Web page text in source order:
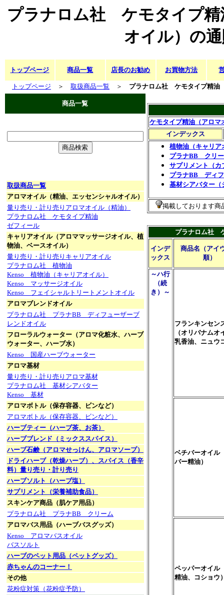
プラナロム社 ケモタイプ精
オイル）の
トップページ 商品一覧 店長のお勧め お買物方法
トップページ ＞ 取扱商品一覧 ＞ プラナロム社 ケモタイプ精油
商品一覧
ケモタイプ精油（アロマ
インデックス
植物油（キャリア
プラナBB クリ
サプリメント（カ
プラナBB ディフ
基材シアバター（
掲載しております商
プラナロム社
インデ
ックス
商品名（アイ
順）
～ハ行
（続
き）～
フランキンセン
（オリバナムオ
乳香油、ニュウ
ベチバーオイル
バー精油）
ペッパーオイル
精油、コショウ
取扱商品一覧
アロマオイル（精油、エッセンシャルオイル）
量り売り・計り売りアロマオイル（精油）
プラナロム社 ケモタイプ精油
ゼフィール
キャリアオイル（アロママッサージオイル、植
物油、ベースオイル）
量り売り・計り売りキャリアオイル
プラナロム社 植物油
Kenso 植物油（キャリアオイル）
Kenso マッサージオイル
Kenso フェイシャルトリートメントオイル
アロマブレンドオイル
プラナロム社 プラナBB ディフューザーブ
レンドオイル
フローラルウォーター（アロマ化粧水、ハーブ
ウォーター、ハーブ水）
Kenso 国産ハーブウォーター
アロマ基材
量り売り・計り売りアロマ基材
プラナロム社 基材シアバター
Kenso 基材
アロマボトル（保存容器、ビンなど）
アロマボトル（保存容器、ビンなど）
ハーブティー（ハーブ茶、お茶）
ハーブブレンド（ミックススパイス）
ハーブ石鹸（アロマせっけん、アロマソープ）
ドライハーブ（乾燥ハーブ）、スパイス（香辛
料）量り売り・計り売り
ハーブソルト（ハーブ塩）
サプリメント（栄養補助食品）
スキンケア商品（肌ケア用品）
プラナロム社 プラナBB クリーム
アロマバス用品（ハーブバスグッズ）
Kenso アロマバスオイル
バスソルト
ハーブのペット用品（ペットグッズ）
赤ちゃんのコーナー！
その他
花粉症対策（花粉症予防）